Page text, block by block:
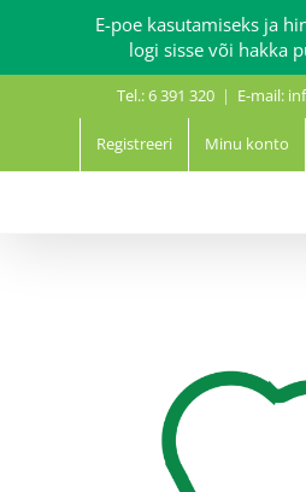
Tel.: 6 391 320 | E-mail:
Registreeri Minu konto
E-poe kasutamiseks ja
logi sisse või hakka